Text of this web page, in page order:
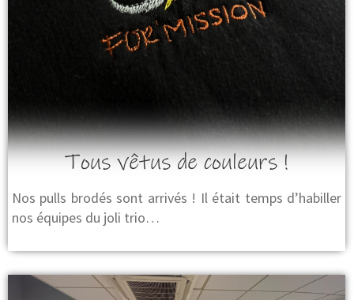
Tous vêtus de couleurs !
Nos pulls brodés sont arrivés ! Il était temps d’habiller
nos équipes du joli trio…